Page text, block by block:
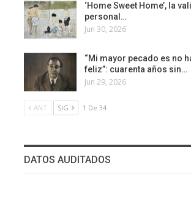
‘Home Sweet Home’, la
personal…
Jun 30, 2026
“Mi mayor pecado es no
feliz”: cuarenta años sin…
Jun 29, 2026
ANT SIG 1 De 34
DATOS AUDITADOS